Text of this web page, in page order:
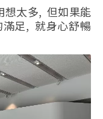
想太多, 但如果能
滿足, 就身心舒暢